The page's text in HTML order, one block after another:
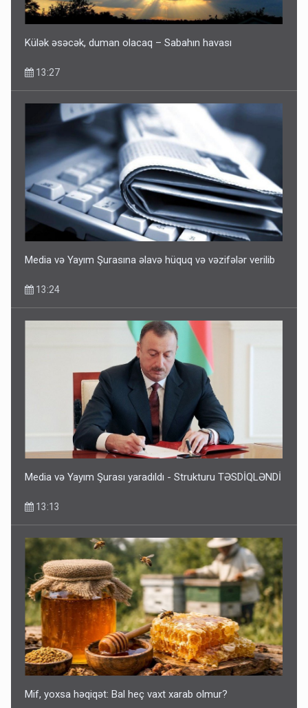
Külək əsəcək, duman olacaq – Sabahın havası
13:27
Media və Yayım Şurasına əlavə hüquq və vəzifələr verilib
13:24
Media və Yayım Şurası yaradıldı - Strukturu TƏSDİQLƏNDİ
13:13
Mif, yoxsa həqiqət: Bal heç vaxt xarab olmur?